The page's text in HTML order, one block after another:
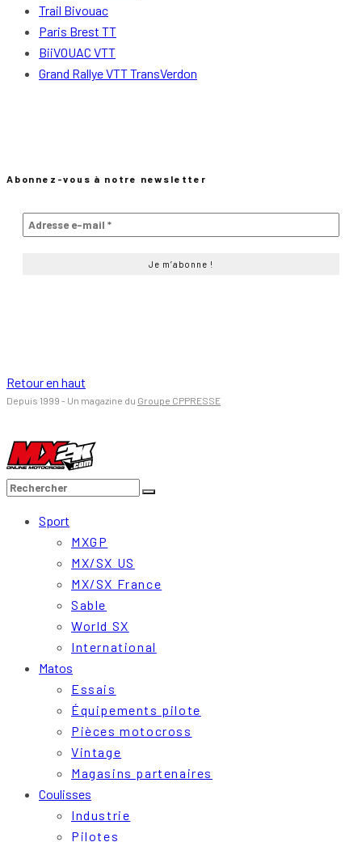
Trail Bivouac
Paris Brest TT
BiiVOUAC VTT
Grand Rallye VTT TransVerdon
Abonnez-vous à notre newsletter
Retour en haut
Depuis 1999 - Un magazine du Groupe CPPRESSE
Sport
MXGP
MX/SX US
MX/SX France
Sable
World SX
International
Matos
Essais
Équipements pilote
Pièces motocross
Vintage
Magasins partenaires
Coulisses
Industrie
Pilotes